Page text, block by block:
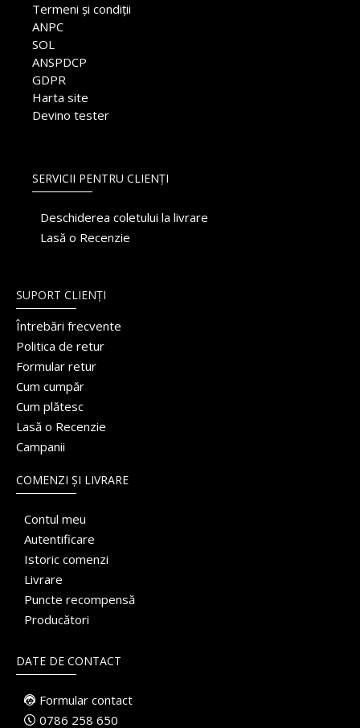
Termeni și condiții
ANPC
SOL
ANSPDCP
GDPR
Harta site
Devino tester
SERVICII PENTRU CLIENȚI
Deschiderea coletului la livrare
Lasă o Recenzie
SUPORT CLIENȚI
Întrebări frecvente
Politica de retur
Formular retur
Cum cumpăr
Cum plătesc
Lasă o Recenzie
Campanii
COMENZI ȘI LIVRARE
Contul meu
Autentificare
Istoric comenzi
Livrare
Puncte recompensă
Producători
DATE DE CONTACT
Formular contact
0786 258 650